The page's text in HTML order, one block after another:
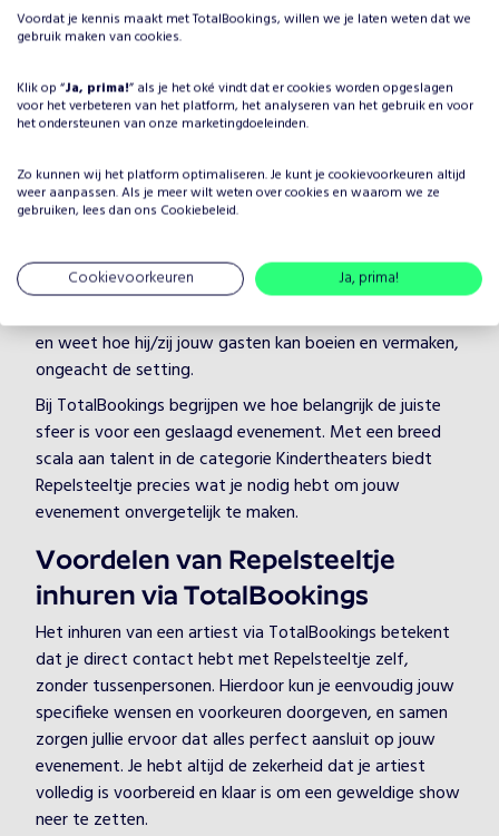
Waarom Repelsteeltje boeken
Het plannen van een evenement brengt veel keuzes met
zich mee, maar één ding is zeker: je wilt dat het
boeken, kies je voor een professionele artiest in de
categorie Kindertheaters, die je evenement naar een
en weet hoe hij/zij jouw gasten kan boeien en vermaken,
ongeacht de setting.
Bij TotalBookings begrijpen we hoe belangrijk de juiste
sfeer is voor een geslaagd evenement. Met een breed
scala aan talent in de categorie Kindertheaters biedt
Repelsteeltje precies wat je nodig hebt om jouw
evenement onvergetelijk te maken.
Voordelen van Repelsteeltje
inhuren via TotalBookings
Het inhuren van een artiest via TotalBookings betekent
dat je direct contact hebt met Repelsteeltje zelf,
zonder tussenpersonen. Hierdoor kun je eenvoudig jouw
specifieke wensen en voorkeuren doorgeven, en samen
zorgen jullie ervoor dat alles perfect aansluit op jouw
evenement. Je hebt altijd de zekerheid dat je artiest
volledig is voorbereid en klaar is om een geweldige show
neer te zetten.
Voordat je kennis maakt met TotalBookings, willen we je laten weten dat we
gebruik maken van cookies.
Klik op “Ja, prima!” als je het oké vindt dat er cookies worden opgeslagen
voor het verbeteren van het platform, het analyseren van het gebruik en voor
het ondersteunen van onze marketingdoeleinden.
Zo kunnen wij het platform optimaliseren. Je kunt je cookievoorkeuren altijd
weer aanpassen. Als je meer wilt weten over cookies en waarom we ze
gebruiken, lees dan ons Cookiebeleid.
Cookievoorkeuren Ja, prima!